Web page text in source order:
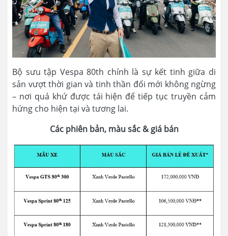
Bộ sưu tập Vespa 80th chính là sự kết tinh giữa di
sản vượt thời gian và tinh thần đổi mới không ngừng
– nơi quá khứ được tái hiện để tiếp tục truyền cảm
hứng cho hiện tại và tương lai.
Các phiên bản, màu sắc & giá bán